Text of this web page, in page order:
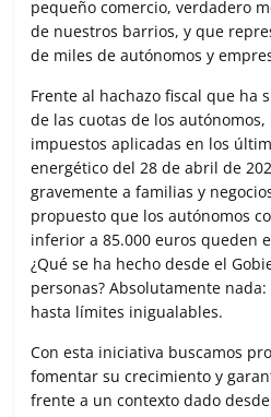
pequeño comercio, verdadero
de nuestros barrios, y que
de miles de autónomos y
Frente al hachazo fiscal que ha
de las cuotas de los
impuestos aplicadas en los
energético del 28 de abril de
gravemente a familias y
propuesto que los autónomos
inferior a 85.000 euros queden
¿Qué se ha hecho desde el
personas? Absolutamente
hasta límites inigualables.
Con esta iniciativa buscamos
fomentar su crecimiento y
frente a un contexto dado